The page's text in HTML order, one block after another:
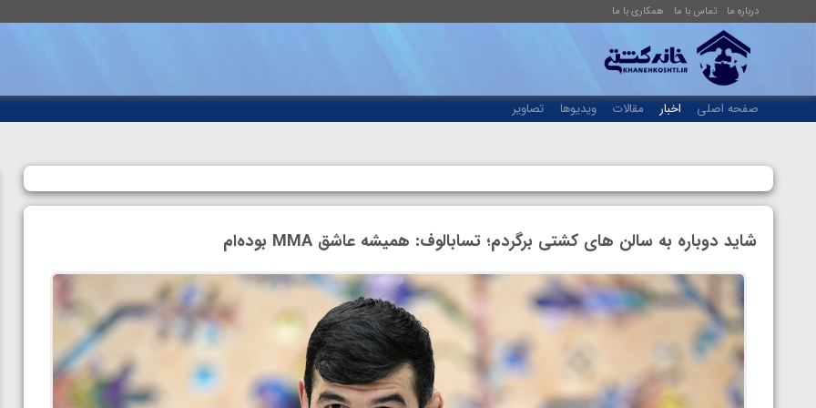
درباره ما تماس با ما همکاری با ما
صفحه اصلی اخبار مقالات ویدیوها تصاویر
شاید دوباره به سالن های کشتی برگردم؛ تسابالوف: همیشه عاشق MMA بوده‌ام